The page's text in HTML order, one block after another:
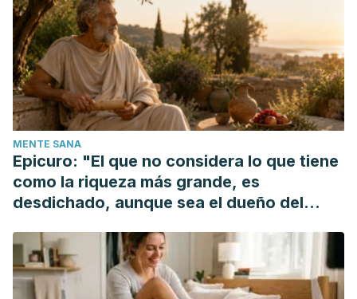
Young Pharm . 2010;2(4):365–368. doi:10.4103/0975-
1483.71627
Guelinckx I, Tavoularis G, König J, Morin C, Gharbi H,
Gandy J. Contribution of Water from Food and Fluids to
Total Water Intake: Analysis of a French and UK Population
Surveys.Nutrients. 2016;8(10):630. Published 2016 Oct 14.
doi:10.3390/nu8100630
Ji, L., Gao, W., Wei, J., Pu, L., Yang, J., & Guo, C. (2015). In
vivo antioxidant properties of lotus root and cucumber: A
Nutrition, Health and Aging, 19(7), 765–770.
https://doi.org/10.1007/s12603-015-0524-x
Jéquier, E., & Constant, F. (2010). Water as an essential
MENTE SANA
Epicuro: "El que no considera lo que tiene
como la riqueza más grande, es
desdichado, aunque sea el dueño del